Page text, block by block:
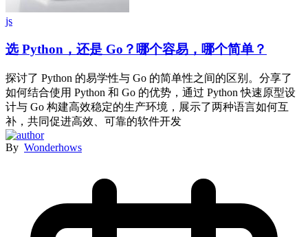
js
选 Python，还是 Go？哪个容易，哪个简单？
探讨了 Python 的易学性与 Go 的简单性之间的区别。分享了
如何结合使用 Python 和 Go 的优势，通过 Python 快速原型设
计与 Go 构建高效稳定的生产环境，展示了两种语言如何互
补，共同促进高效、可靠的软件开发
By Wonderhows